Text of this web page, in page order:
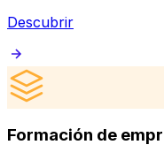
Descubrir
Formación de